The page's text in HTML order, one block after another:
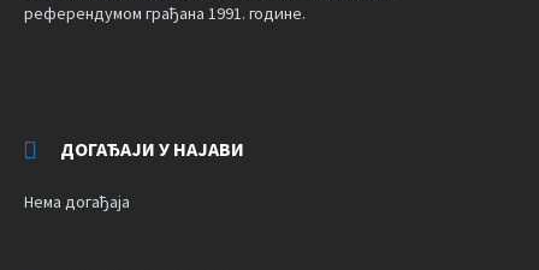
референдумом грађана 1991. године.
ДОГАЂАЈИ У НАЈАВИ
Нема догађаја